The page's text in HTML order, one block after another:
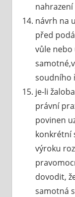
návrh na
před
vůle nebo
soudního
je-li
právní
povinen
konkrétní
výroku
dovodit,
samotná